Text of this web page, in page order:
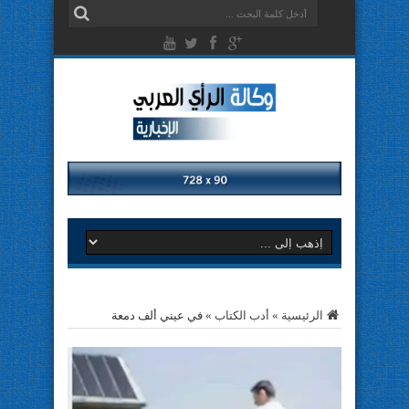
الرئيسية » أدب الكتاب » في عيني ألف دمعة